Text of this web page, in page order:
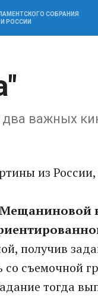
СОБРАНИЯ
РОССИИ
важных
из
получив
со съемочной
тогда